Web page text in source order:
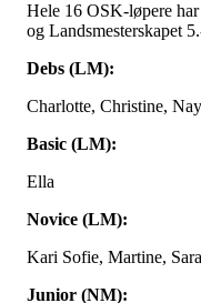
Hele 16 OSK-løpere
og Landsmesterskapet
Debs (LM):
Charlotte, Christine,
Basic (LM):
Ella
Novice (LM):
Kari Sofie, Martine,
Junior (NM):